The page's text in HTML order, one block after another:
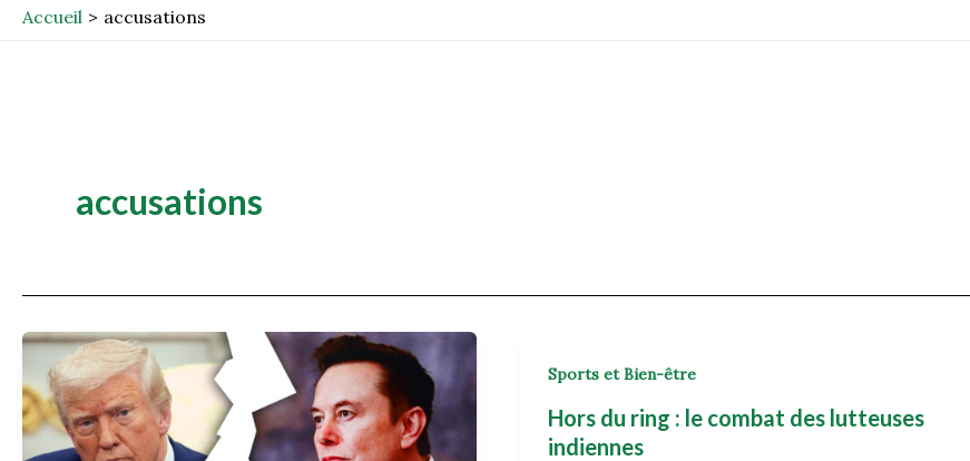
Accueil accusations
accusations
Sports et Bien-être
Hors du ring : le combat des lutteuses
indiennes